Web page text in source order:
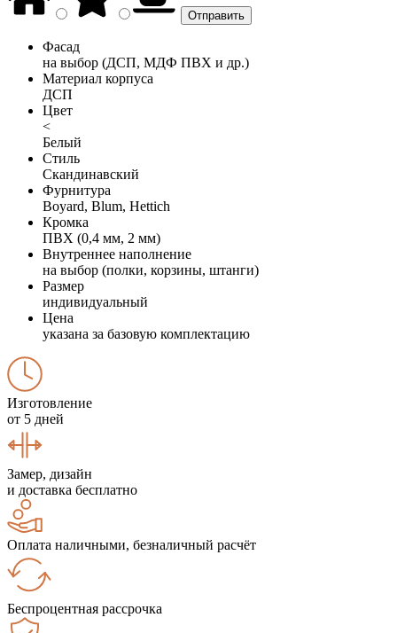
Фасад
на выбор (ДСП, МДФ ПВХ и др.)
Материал корпуса
ДСП
Цвет
<
Белый
Стиль
Скандинавский
Фурнитура
Boyard, Blum, Hettich
Кромка
ПВХ (0,4 мм, 2 мм)
Внутреннее наполнение
на выбор (полки, корзины, штанги)
Размер
индивидуальный
Цена
указана за базовую комплектацию
Изготовление
от 5 дней
Замер, дизайн
и доставка бесплатно
Оплата наличными, безналичный расчёт
Беспроцентная рассрочка